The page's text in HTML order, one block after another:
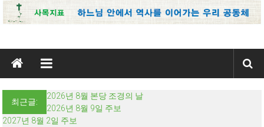
최근글:
2026년 8월 본당 조경의 날
2026년 8월 9일 주보
2027년 8월 2일 주보